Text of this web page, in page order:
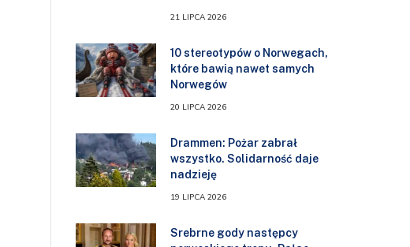
21 LIPCA 2026
10 stereotypów o Norwegach,
które bawią nawet samych
Norwegów
20 LIPCA 2026
Drammen: Pożar zabrał
wszystko. Solidarność daje
nadzieję
19 LIPCA 2026
Srebrne gody następcy